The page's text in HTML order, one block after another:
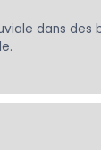
dans